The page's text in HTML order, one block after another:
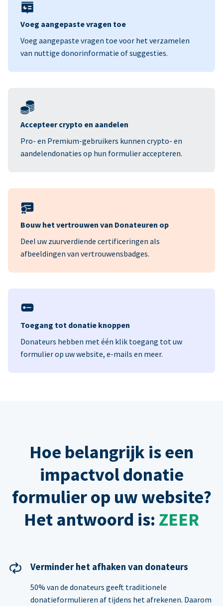
Voeg aangepaste vragen toe
Voeg aangepaste vragen toe voor het verzamelen
van nuttige donorinformatie of suggesties.
Accepteer crypto en aandelen
Pro- en Premium-gebruikers kunnen crypto- en
aandelendonaties op hun formulier accepteren.
Bouw het vertrouwen van Donateuren op
Deel uw zuurverdiende certificeringen als
afbeeldingen van vertrouwensbadges.
Toegang tot donatie knoppen
Donateurs hebben met één klik toegang tot uw
formulier op uw website, e-mails en meer.
Hoe belangrijk is een
impactvol donatie
formulier op uw website?
Het antwoord is: ZEER
Verminder het afhaken van donateurs
50% van de donateurs geeft traditionele
donatieformulieren af tijdens het afrekenen. Daarom